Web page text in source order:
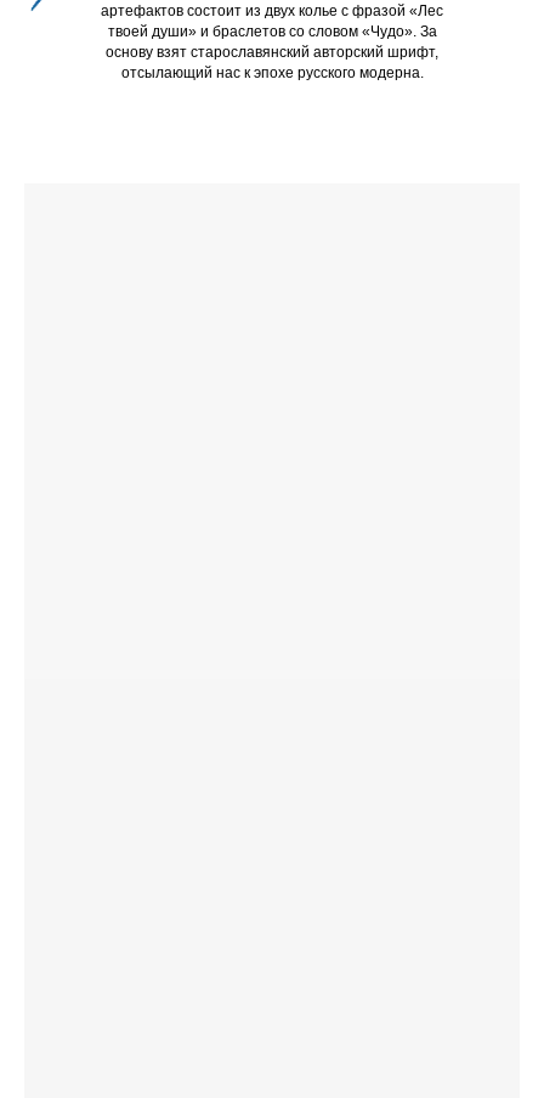
артефактов состоит из двух колье с фразой «Лес
твоей души» и браслетов со словом «Чудо». За
основу взят старославянский авторский шрифт,
отсылающий нас к эпохе русского модерна.